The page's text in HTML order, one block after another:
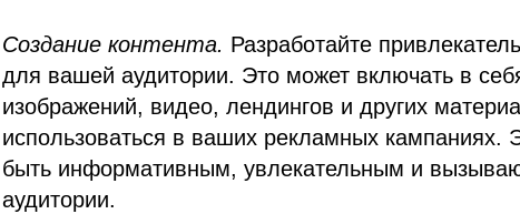
Создание контента. Разработайте
для вашей аудитории. Это может включать в
изображений, видео, лендингов и других
использоваться в ваших рекламных
быть информативным, увлекательным и
аудитории.